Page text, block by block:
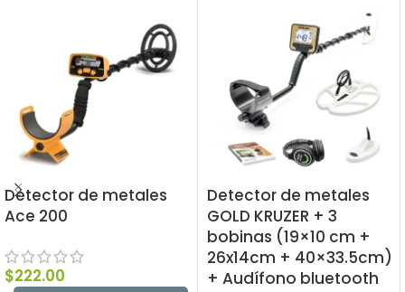
Detector de metales
Ace 200
$222.00
Detector de metales
GOLD KRUZER + 3
bobinas (19×10 cm +
26x14cm + 40×33.5cm)
+ Audífono bluetooth